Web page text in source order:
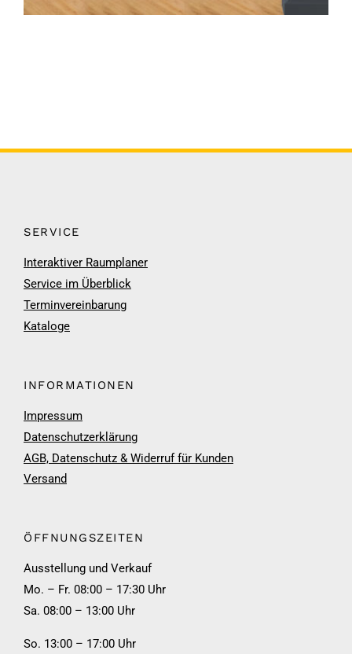
SERVICE
Interaktiver Raumplaner
Service im Überblick
Terminvereinbarung
Kataloge
INFORMATIONEN
Impressum
Datenschutzerklärung
AGB, Datenschutz & Widerruf für Kunden
Versand
ÖFFNUNGSZEITEN
Ausstellung und Verkauf
Mo. – Fr. 08:00 – 17:30 Uhr
Sa. 08:00 – 13:00 Uhr
So. 13:00 – 17:00 Uhr